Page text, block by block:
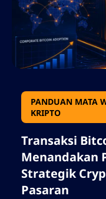
PANDUAN MATA
KRIPTO
Transaksi
Menandakan
Strategik
Pasaran